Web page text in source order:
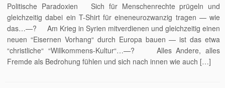
Politische Paradoxien Sich für Menschenrechte prügeln und
gleichzeitig dabei ein T-Shirt für eineneurozwanzig tragen — wie
das…—? Am Krieg in Syrien mitverdienen und gleichzeitig einen
neuen “Eisernen Vorhang“ durch Europa bauen — ist das etwa
“christliche“ “Willkommens-Kultur“…—? Alles Andere, alles
Fremde als Bedrohung fühlen und sich nach innen wie auch […]